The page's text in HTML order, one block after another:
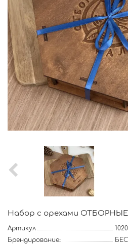
Набор с орехами
Артикул
Брендирование::